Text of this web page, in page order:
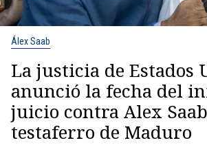
Álex Saab
La justicia de Estados
anunció la fecha del
juicio contra Alex
testaferro de Maduro